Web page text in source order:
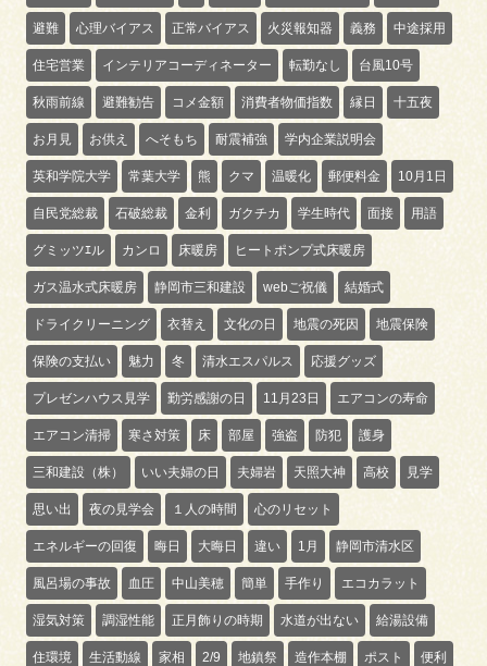
避難 心理バイアス 正常バイアス 火災報知器 義務 中途採用
住宅営業 インテリアコーディネーター 転勤なし 台風10号
秋雨前線 避難勧告 コメ金額 消費者物価指数 縁日 十五夜
お月見 お供え へそもち 耐震補強 学内企業説明会
英和学院大学 常葉大学 熊 クマ 温暖化 郵便料金 10月1日
自民党総裁 石破総裁 金利 ガクチカ 学生時代 面接 用語
グミッツｴル カンロ 床暖房 ヒートポンプ式床暖房
ガス温水式床暖房 静岡市三和建設 webご祝儀 結婚式
ドライクリーニング 衣替え 文化の日 地震の死因 地震保険
保険の支払い 魅力 冬 清水エスパルス 応援グッズ
プレゼンハウス見学 勤労感謝の日 11月23日 エアコンの寿命
エアコン清掃 寒さ対策 床 部屋 強盗 防犯 護身
三和建設（株） いい夫婦の日 夫婦岩 天照大神 高校 見学
思い出 夜の見学会 １人の時間 心のリセット
エネルギーの回復 晦日 大晦日 違い 1月 静岡市清水区
風呂場の事故 血圧 中山美穂 簡単 手作り エコカラット
湿気対策 調湿性能 正月飾りの時期 水道が出ない 給湯設備
住環境 生活動線 家相 2/9 地鎮祭 造作本棚 ポスト 便利